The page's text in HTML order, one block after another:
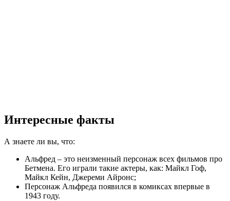
Интересные факты
А знаете ли вы, что:
Альфред – это неизменный персонаж всех фильмов про
Бетмена. Его играли такие актеры, как: Майкл Гоф,
Майкл Кейн, Джереми Айронс;
Персонаж Альфреда появился в комиксах впервые в
1943 году.